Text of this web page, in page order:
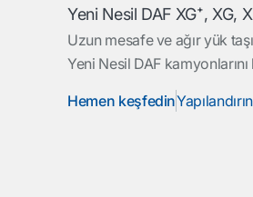
Yeni Nesil DAF XG⁺, XG,
Uzun mesafe ve ağır yük
Yeni Nesil DAF
Hemen keşfedinYapılandırın